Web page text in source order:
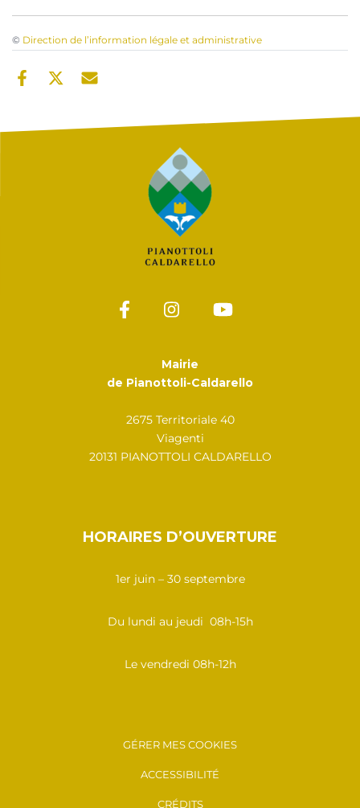
© Direction de l’information légale et administrative
Mairie
de Pianottoli-Caldarello
2675 Territoriale 40
Viagenti
20131 PIANOTTOLI CALDARELLO
HORAIRES D’OUVERTURE
1er juin – 30 septembre
Du lundi au jeudi 08h-15h
Le vendredi 08h-12h
GÉRER MES COOKIES
ACCESSIBILITÉ
CRÉDITS